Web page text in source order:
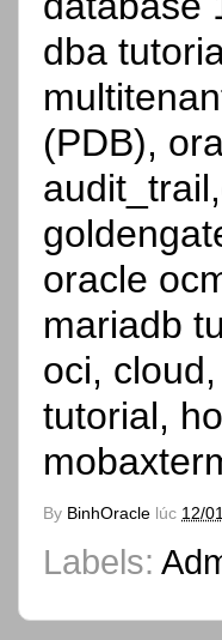
dba
(PDB),
oracle
mariadb
oci,
tutorial,
By BinhOracle lúc 12/
Labels: